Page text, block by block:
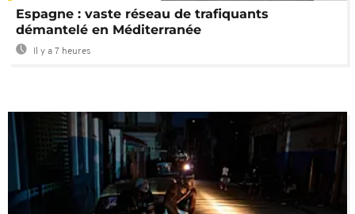
Espagne : vaste réseau de trafiquants
démantelé en Méditerranée
Il y a 7 heures